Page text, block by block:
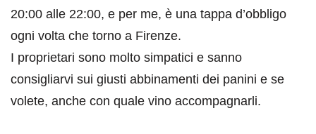
20:00 alle 22:00, e per me, è una tappa d’obbligo
ogni volta che torno a Firenze.
I proprietari sono molto simpatici e sanno
consigliarvi sui giusti abbinamenti dei panini e se
volete, anche con quale vino accompagnarli.